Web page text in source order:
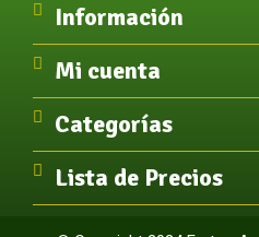
Información
Mi cuenta
Categorías
Lista de Precios